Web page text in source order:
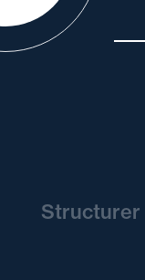
Structurer